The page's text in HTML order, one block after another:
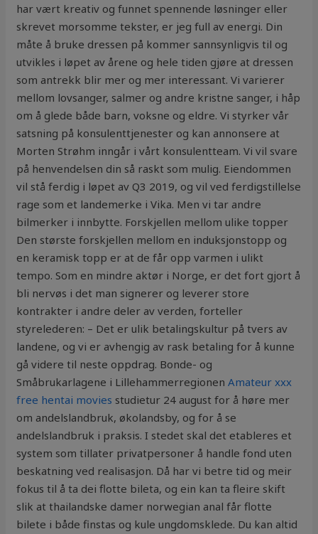
har vært kreativ og funnet spennende løsninger eller
skrevet morsomme tekster, er jeg full av energi. Din
måte å bruke dressen på kommer sannsynligvis til og
utvikles i løpet av årene og hele tiden gjøre at dressen
som antrekk blir mer og mer interessant. Vi varierer
mellom lovsanger, salmer og andre kristne sanger, i håp
om å glede både barn, voksne og eldre. Vi styrker vår
satsning på konsulenttjenester og kan annonsere at
Morten Strøhm inngår i vårt konsulentteam. Vi vil svare
på henvendelsen din så raskt som mulig. Eiendommen
vil stå ferdig i løpet av Q3 2019, og vil ved ferdigstillelse
rage som et landemerke i Vika. Men vi tar andre
bilmerker i innbytte. Forskjellen mellom ulike topper
Den største forskjellen mellom en induksjonstopp og
en keramisk topp er at de får opp varmen i ulikt
tempo. Som en mindre aktør i Norge, er det fort gjort å
bli nervøs i det man signerer og leverer store
kontrakter i andre deler av verden, forteller
styrelederen: – Det er ulik betalingskultur på tvers av
landene, og vi er avhengig av rask betaling for å kunne
gå videre til neste oppdrag. Bonde- og
Småbrukarlagene i LillehammerregionenAmateur xxx
free hentai movies studietur 24 august for å høre mer
om andelslandbruk, økolandsby, og for å se
andelslandbruk i praksis. I stedet skal det etableres et
system som tillater privatpersoner å handle fond uten
beskatning ved realisasjon. Då har vi betre tid og meir
fokus til å ta dei flotte bileta, og ein kan ta fleire skift
slik at thailandske damer norwegian anal får flotte
bilete i både finstas og kule ungdomsklede. Du kan altid